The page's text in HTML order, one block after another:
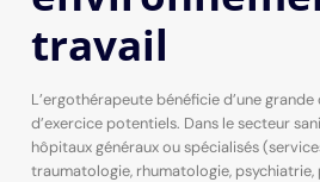
travail
L’ergothérapeute bénéficie d’une
d’exercice potentiels. Dans le secteur
hôpitaux généraux ou spécialisés
traumatologie, rhumatologie,